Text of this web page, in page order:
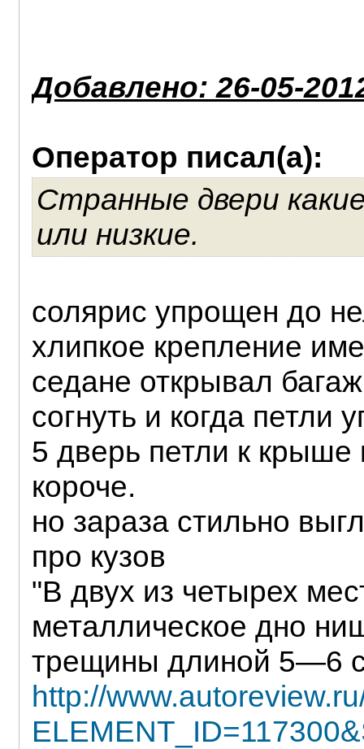
Добавлено: 26-05-
Оператор писал(а):
Странные двери
или низкие.
солярис упрощен до
хлипкое крепление
седане открывал
согнуть и когда петли
5 дверь петли к крыше
короче.
но зараза стильно
про кузов
"В двух из четырех
металлическое дно
трещины длиной 5—6
http://